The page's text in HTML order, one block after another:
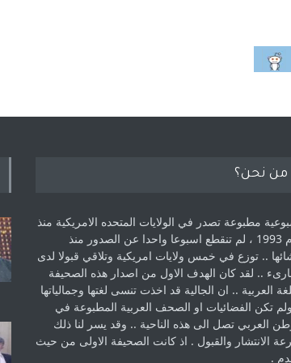
من نحن؟
مطبوعة تصدر في الولايات المتحده الامريكية منذ
عام 1993 ، لم ‏تنقطع اسبوعا واحدا عن الصدور منذ
.. توزع في خمس ولايات امريكية ‏وتلاقي قبولا لدى
..‏ لقد كان الهدف الاول من اصدار هذه الصحيفة
العربية .. ان الجالية قد اخذت ‏تنسى لغتها وجمالياتها
تكن الفضائيات او الصحف العربية المطبوعة في
‏العربي تصل الى هذه الناحية .. وقد يسر لنا ذلك
الانتشار والقبول . اذ كانت ‏الصحيفة الاولى من حيث
.